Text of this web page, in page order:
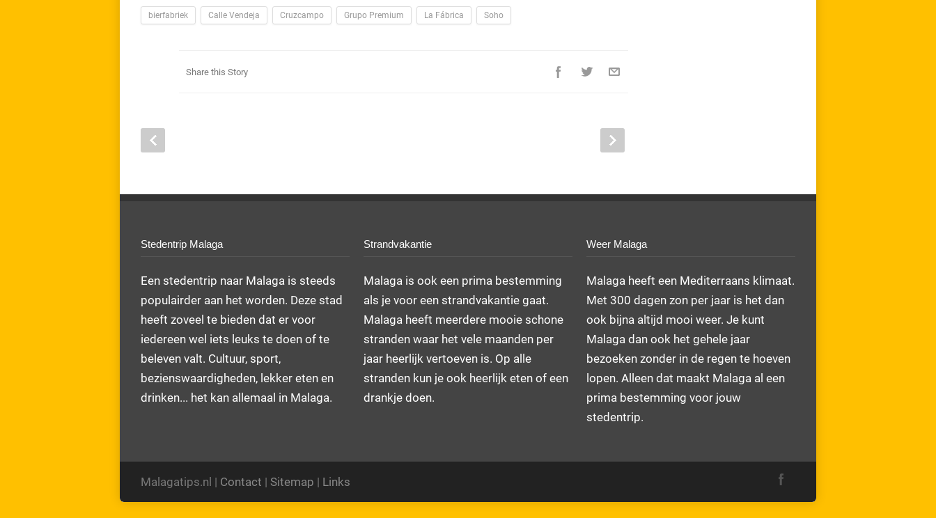
bierfabriek Calle Vendeja Cruzcampo Grupo Premium La Fábrica Soho
Share this Story
Stedentrip Malaga
Een stedentrip naar Malaga is steeds
populairder aan het worden. Deze stad
heeft zoveel te bieden dat er voor
iedereen wel iets leuks te doen of te
beleven valt. Cultuur, sport,
bezienswaardigheden, lekker eten en
drinken... het kan allemaal in Malaga.
Strandvakantie
Malaga is ook een prima bestemming
als je voor een strandvakantie gaat.
Malaga heeft meerdere mooie schone
stranden waar het vele maanden per
jaar heerlijk vertoeven is. Op alle
stranden kun je ook heerlijk eten of een
drankje doen.
Weer Malaga
Malaga heeft een Mediterraans klimaat.
Met 300 dagen zon per jaar is het dan
ook bijna altijd mooi weer. Je kunt
Malaga dan ook het gehele jaar
bezoeken zonder in de regen te hoeven
lopen. Alleen dat maakt Malaga al een
prima bestemming voor jouw
stedentrip.
Malagatips.nl | Contact | Sitemap | Links